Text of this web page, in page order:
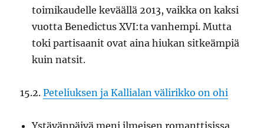
toimikaudelle keväällä 2013, vaikka on kaksi
vuotta Benedictus XVI:ta vanhempi. Mutta
toki partisaanit ovat aina hiukan sitkeämpiä
kuin natsit.
15.2.Peteliuksen ja Kallialan välirikko on ohi
Ystävänpäivä meni ilmeisen romanttisissa